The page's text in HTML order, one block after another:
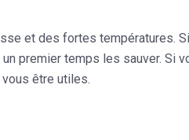
et des fortes températures.
premier temps les sauver. Si
être utiles.